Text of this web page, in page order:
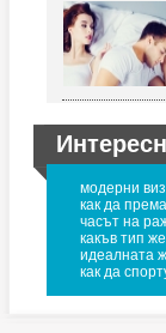
модерни
как да
часът на
какъв тип
идеалната
как да